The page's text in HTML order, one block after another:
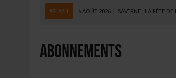
#FLASH 6 AOÛT 2026 SAVERNE : LA FÊTE DE
5 AOÛT 2026 | ISÈRE : LA BRASSERIE DU
4 AOÛT 2026 | DESPERADOS AVENIDA : 3
abonnements